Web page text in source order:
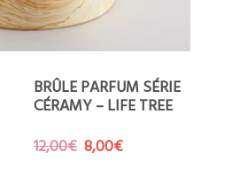
BRÛLE PARFUM SÉRIE
CÉRAMY – LIFE TREE
12,00€ Le
8,00€